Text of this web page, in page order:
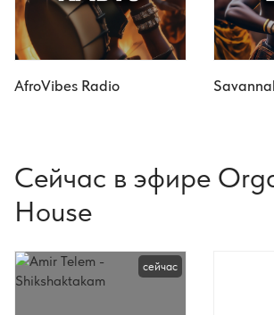
AfroVibes Radio
Сейчас в эфире
House
сейчас